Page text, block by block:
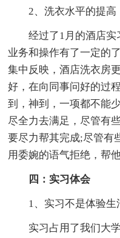
2、洗衣水平的提高
经过了1月的酒店
业务和操作有了一定的
集中反映，酒店洗衣房
好，在向同事问好的过
到，神到，一项都不能
尽全力去满足，尽管有
要尽力帮其完成;尽管有
用委婉的语气拒绝，帮
四：实习体会
1、实习不是体验生
实习占用了我们大